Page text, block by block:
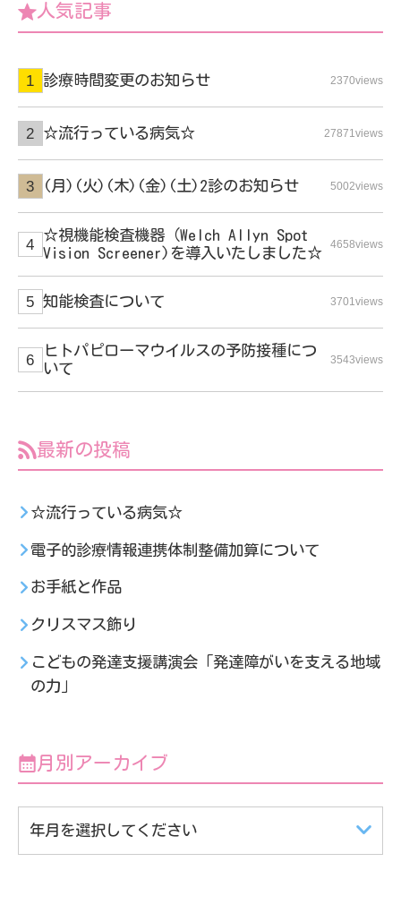
人気記事
診療時間変更のお知らせ 2370views
☆流行っている病気☆ 27871views
(月)(火)(木)(金)(土)2診のお知らせ 5002views
☆視機能検査機器（Welch Allyn Spot
Vision Screener)を導入いたしました☆
4658views
知能検査について 3701views
ヒトパピローマウイルスの予防接種につ
いて
3543views
最新の投稿
☆流行っている病気☆
電子的診療情報連携体制整備加算について
お手紙と作品
クリスマス飾り
こどもの発達支援講演会「発達障がいを支える地域
の力」
月別アーカイブ
年月を選択してください